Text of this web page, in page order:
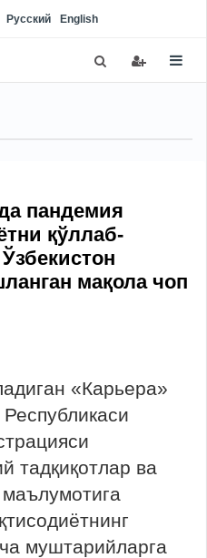
Русский English
пандемия
қўллаб-
мақола чоп
«Карьера»
Республикаси
тадқиқотлар ва
муштарийларга